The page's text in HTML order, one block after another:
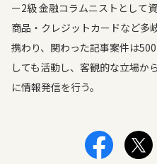
ー2級 金融コラムニストとして
商品・クレジットカードなど多
携わり、関わった記事案件は
しても活動し、客観的な立場か
に情報発信を行う。